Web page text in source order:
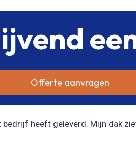
Offerte aanvragen
heeft geleverd. Mijn dak